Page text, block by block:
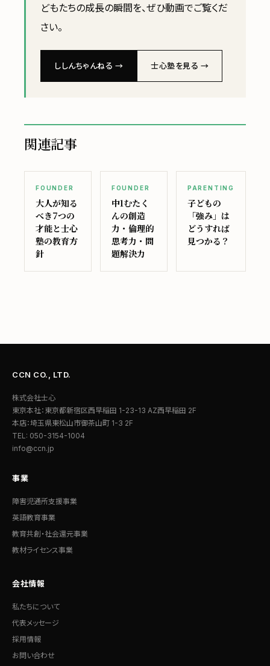
どもたちの成長の瞬間を、ぜひ動画でご覧くだ
さい。
ししんちゃんねる → 士心塾を見る →
関連記事
FOUNDER
大人が知る
べき7つの
才能と士心
塾の教育方
針
FOUNDER
中1むたく
んの創造
力・倫理的
思考力・問
題解決力
PARENTING
子どもの
「強み」は
どうすれば
見つかる？
CCN CO., LTD.
株式会社士心
東京本社：東京都新宿区西早稲田 1-23-13 AZ西早稲田 2F
本店：埼玉県東松山市御茶山町 1-3 2F
TEL: 050-3154-1004
info@ccn.jp
事業
障害児通所支援事業
英語教育事業
教育共創・社会還元事業
教材ライセンス事業
会社情報
私たちについて
代表メッセージ
採用情報
お問い合わせ